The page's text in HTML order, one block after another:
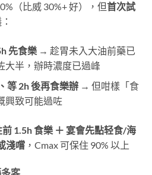
（比威 30%+ 好），但首次試
先食樂​ → 趁胃未入大油前藥已
大半，辦時濃度已過峰
等 2h 後再食樂辦​ → 但咁樣「食
興致可能過咗
前 1.5h 食樂 ＋ 宴會先點轻食/海
淺嚐，Cmax 可保住 90% 以上
客